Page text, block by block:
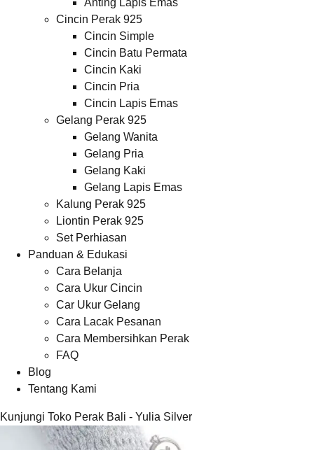
Anting Lapis Emas
Cincin Perak 925
Cincin Simple
Cincin Batu Permata
Cincin Kaki
Cincin Pria
Cincin Lapis Emas
Gelang Perak 925
Gelang Wanita
Gelang Pria
Gelang Kaki
Gelang Lapis Emas
Kalung Perak 925
Liontin Perak 925
Set Perhiasan
Panduan & Edukasi
Cara Belanja
Cara Ukur Cincin
Car Ukur Gelang
Cara Lacak Pesanan
Cara Membersihkan Perak
FAQ
Blog
Tentang Kami
Kunjungi Toko Perak Bali - Yulia Silver